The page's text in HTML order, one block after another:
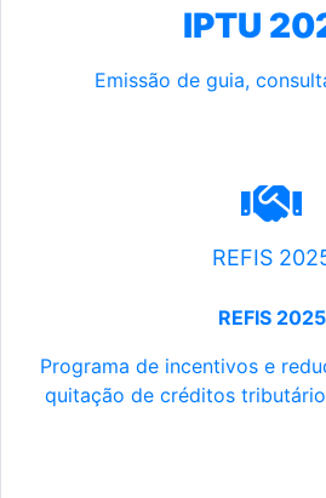
IPTU
Emissão de guia,
REFIS
REFIS 2025
Programa de incentivos e
quitação de créditos